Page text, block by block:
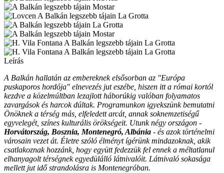
Leírás
A Balkán hallatán az embereknek elsősorban az "Európa
puskaporos hordója" elnevezés jut eszébe, hiszen itt a római kortól
kezdve a közelmúltban lezajlott háborúkig valóban folyamatos
zavargások és harcok dúltak. Programunkon igyekszünk bemutatni
Önöknek a térség más, elfeledett arcát, annak soknemzetiségű
egyvelegét, színes kulturális örökségeit. Utunk négy országon -
Horvátország, Bosznia, Montenegró, Albánia - és azok történelmi
városain vezet át. Életre szóló élményt ígérünk mindazoknak, akik
csatlakoznak hozzánk, hogy együtt fedezzük fel ennek a méltatlanul
elhanyagolt térségnek egyedülálló látnivalóit. Látnivaló sokasága
mellett jut idő strandolásra is Montenegróban.